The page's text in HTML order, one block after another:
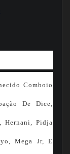
Comboio
De Dice,
Hernani, Pidja
Mega Jr, E